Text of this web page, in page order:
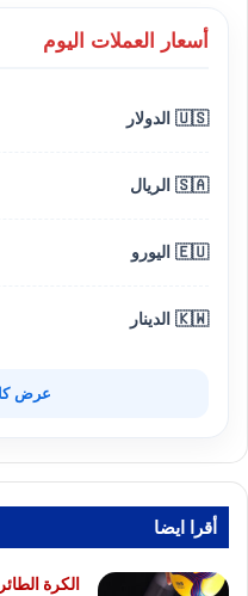
أسعار العملات اليوم
🇺🇸 الدولار
🇸🇦 الريال
🇪🇺 اليورو
🇰🇼 الدينار
عرض
أقرا ايضا
الكرة